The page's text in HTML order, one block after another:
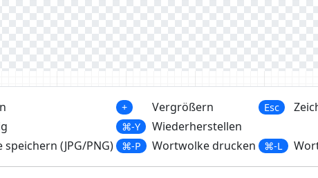
+ Vergrößern Esc
⌘-Y Wiederherstellen
(JPG/PNG) ⌘-P Wortwolke drucken ⌘-L